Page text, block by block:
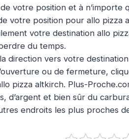
votre position et à n’importe
votre position pour allo pizza
votre destination allo
du temps.
direction vers votre
ou de fermeture,
pizza altkirch. Plus-
d’argent et bien sûr du
endroits les plus proches